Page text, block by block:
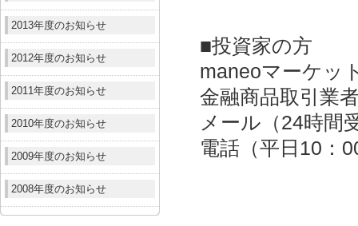
2013年度のお知らせ
2012年度のお知らせ
2011年度のお知らせ
2010年度のお知らせ
2009年度のお知らせ
2008年度のお知らせ
■投資家の方
maneoマーケッ
金融商品取引業
メール（24時間
電話（平日10：